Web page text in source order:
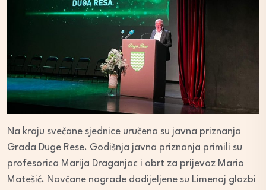
Na kraju svečane sjednice uručena su javna priznanja
Grada Duge Rese. Godišnja javna priznanja primili su
profesorica Marija Draganjac i obrt za prijevoz Mario
Matešić. Novčane nagrade dodijeljene su Limenoj glazbi